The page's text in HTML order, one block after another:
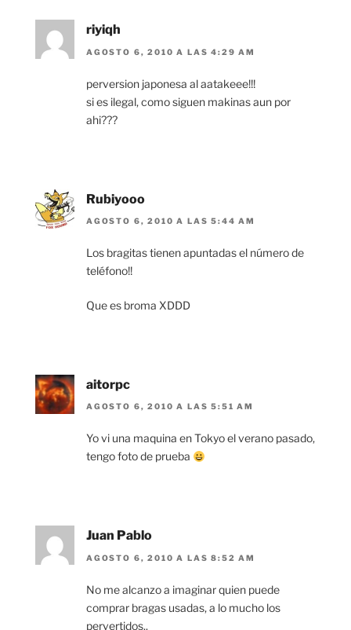
riyiqh
AGOSTO 6, 2010 A LAS 4:29 AM
perversion japonesa al aatakeee!!!
si es ilegal, como siguen makinas aun por
ahi???
Rubiyooo
AGOSTO 6, 2010 A LAS 5:44 AM
Los bragitas tienen apuntadas el número de
teléfono!!
Que es broma XDDD
aitorpc
AGOSTO 6, 2010 A LAS 5:51 AM
Yo vi una maquina en Tokyo el verano pasado,
tengo foto de prueba
Juan Pablo
AGOSTO 6, 2010 A LAS 8:52 AM
No me alcanzo a imaginar quien puede
comprar bragas usadas, a lo mucho los
pervertidos..